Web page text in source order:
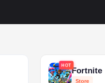
HOT
Fortnite
Store